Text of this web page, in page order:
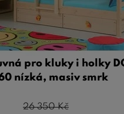
pro kluky i holky
nízká, masiv smrk
26 350Kč